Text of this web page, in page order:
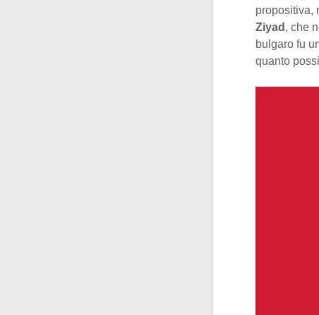
propositiva,
Ziyad , che
bulgaro fu
quanto